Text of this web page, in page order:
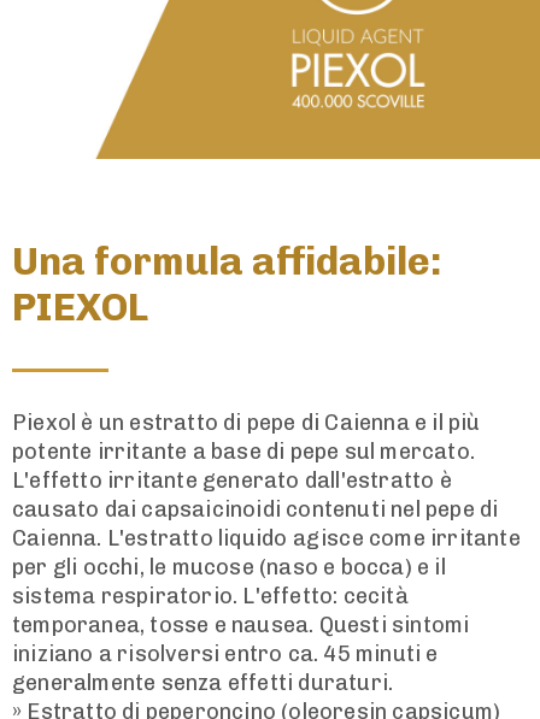
Una formula affidabile:
PIEXOL
Piexol è un estratto di pepe di Caienna e il più
potente irritante a base di pepe sul mercato.
L'effetto irritante generato dall'estratto è
causato dai capsaicinoidi contenuti nel pepe di
Caienna. L'estratto liquido agisce come irritante
per gli occhi, le mucose (naso e bocca) e il
sistema respiratorio. L'effetto: cecità
temporanea, tosse e nausea. Questi sintomi
iniziano a risolversi entro ca. 45 minuti e
generalmente senza effetti duraturi.
» Estratto di peperoncino (oleoresin capsicum)